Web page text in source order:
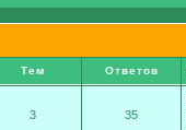
Тем Ответов
3 35